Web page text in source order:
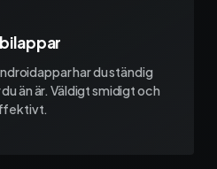
har du ständig
än är. Väldigt smidigt och